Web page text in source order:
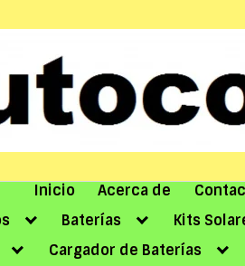
Inicio Acerca de
Baterías Kits
Cargador de Baterías